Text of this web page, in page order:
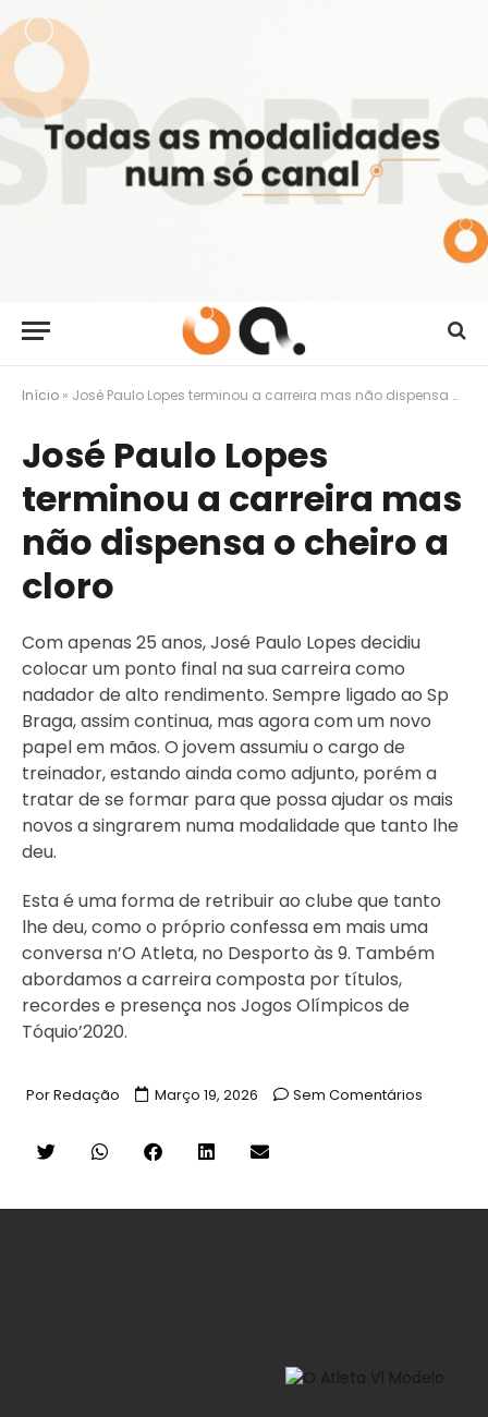
Início » José Paulo Lopes terminou a carreira mas não dispensa o cheiro a cloro
José Paulo Lopes
terminou a carreira mas
não dispensa o cheiro a
cloro
Com apenas 25 anos, José Paulo Lopes decidiu
colocar um ponto final na sua carreira como
nadador de alto rendimento. Sempre ligado ao Sp
Braga, assim continua, mas agora com um novo
papel em mãos. O jovem assumiu o cargo de
treinador, estando ainda como adjunto, porém a
tratar de se formar para que possa ajudar os mais
novos a singrarem numa modalidade que tanto lhe
deu.
Esta é uma forma de retribuir ao clube que tanto
lhe deu, como o próprio confessa em mais uma
conversa n’O Atleta, no Desporto às 9. Também
abordamos a carreira composta por títulos,
recordes e presença nos Jogos Olímpicos de
Tóquio’2020.
PorRedação Março 19, 2026 Sem Comentários